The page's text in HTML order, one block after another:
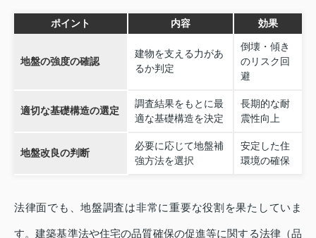
ポイント 内容 効果
地盤の強度の確認
建物を支える力があ
るか判定
倒壊・傾き
のリスク回
避
適切な基礎構造の選定
調査結果をもとに最
適な基礎構造を決定
長期的な耐
震性向上
地盤改良の判断
必要に応じて地盤補
強方法を選択
安定した住
環境の確保
法律面でも、地盤調査は非常に重要な役割を果たしていま
す。建築基準法や住宅の品質確保の促進等に関する法律（品